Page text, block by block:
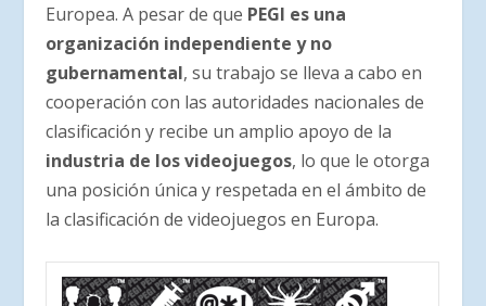
Europea. A pesar de que PEGI es una
organización independiente y no
gubernamental, su trabajo se lleva a cabo en
cooperación con las autoridades nacionales de
clasificación y recibe un amplio apoyo de la
industria de los videojuegos, lo que le otorga
una posición única y respetada en el ámbito de
la clasificación de videojuegos en Europa.